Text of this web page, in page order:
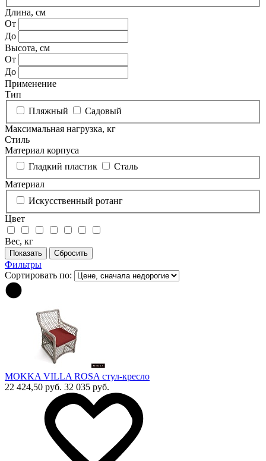
Длина, см
От
До
Высота, см
От
До
Применение
Тип
Пляжный
Садовый
Максимальная нагрузка, кг
Стиль
Материал корпуса
Гладкий пластик
Сталь
Материал
Искусственный ротанг
Цвет
Вес, кг
Фильтры
Сортировать по:
MOKKA VILLA ROSA стул-кресло
22 424,50 руб. 32 035 руб.